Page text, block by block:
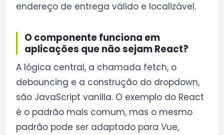
endereço de entrega válido e localizável.
O componente funciona em
aplicações que não sejam React?
A lógica central, a chamada fetch, o
debouncing e a construção do dropdown,
são JavaScript vanilla. O exemplo do React
é o padrão mais comum, mas o mesmo
padrão pode ser adaptado para Vue,